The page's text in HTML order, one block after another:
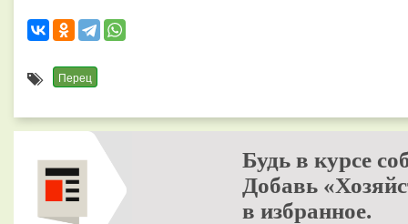
Перец
Будь в курсе
Добавь
в избранное.